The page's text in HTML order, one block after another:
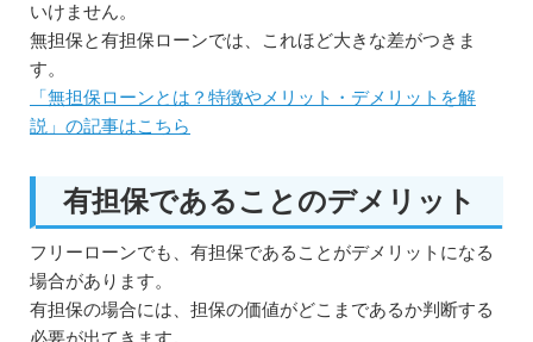
いけません。
無担保と有担保ローンでは、これほど大きな差がつきま
す。
「無担保ローンとは？特徴やメリット・デメリットを解
説」の記事はこちら
有担保であることのデメリット
フリーローンでも、有担保であることがデメリットになる
場合があります。
有担保の場合には、担保の価値がどこまであるか判断する
必要が出てきます。